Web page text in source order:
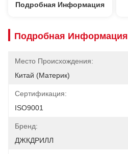
Подробная Информация
Подробная Информация
Место Происхождения:
Китай (материк)
Сертификация:
ISO9001
Бренд:
ДЖКДРИЛЛ